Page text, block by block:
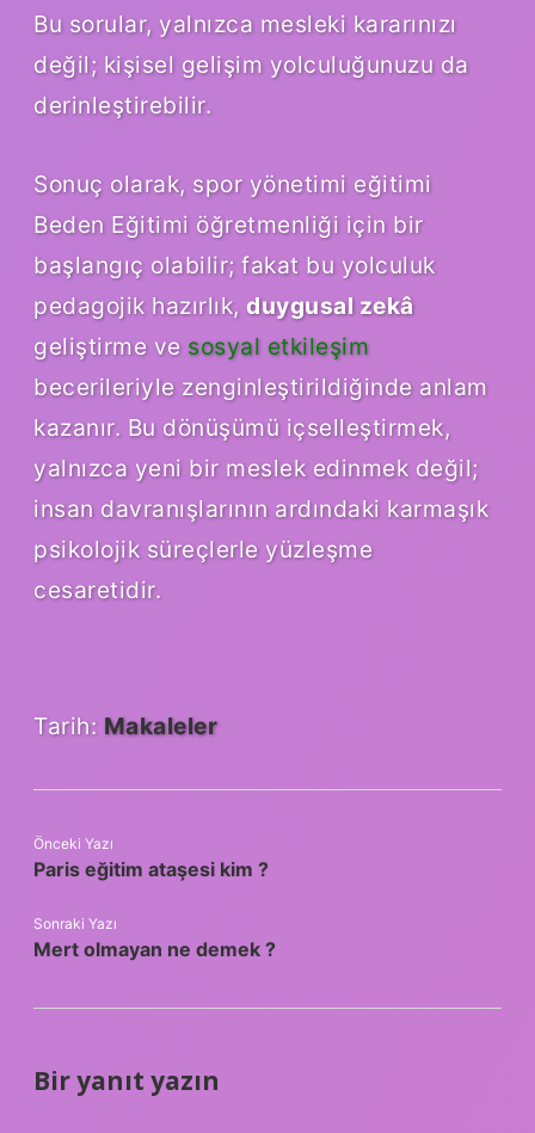
Bu sorular, yalnızca mesleki kararınızı
değil; kişisel gelişim yolculuğunuzu da
derinleştirebilir.
Sonuç olarak, spor yönetimi eğitimi
Beden Eğitimi öğretmenliği için bir
başlangıç olabilir; fakat bu yolculuk
pedagojik hazırlık, duygusal zekâ
geliştirme ve sosyal etkileşim
becerileriyle zenginleştirildiğinde anlam
kazanır. Bu dönüşümü içselleştirmek,
yalnızca yeni bir meslek edinmek değil;
insan davranışlarının ardındaki karmaşık
psikolojik süreçlerle yüzleşme
cesaretidir.
Tarih: Makaleler
Önceki Yazı
Paris eğitim ataşesi kim ?
Sonraki Yazı
Mert olmayan ne demek ?
Bir yanıt yazın